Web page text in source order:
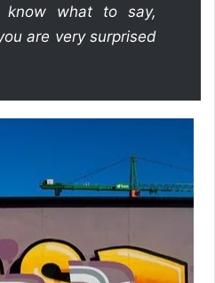
know what to say,
are very surprised